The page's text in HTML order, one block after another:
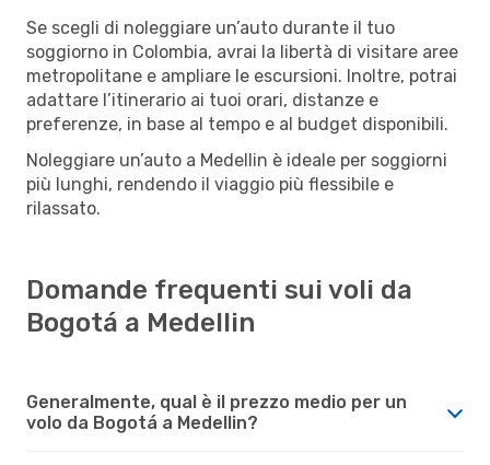
Se scegli di noleggiare un’auto durante il tuo
soggiorno in Colombia, avrai la libertà di visitare aree
metropolitane e ampliare le escursioni. Inoltre, potrai
adattare l’itinerario ai tuoi orari, distanze e
preferenze, in base al tempo e al budget disponibili.
Noleggiare un’auto a Medellin è ideale per soggiorni
più lunghi, rendendo il viaggio più flessibile e
rilassato.
Domande frequenti sui voli da
Bogotá a Medellin
Generalmente, qual è il prezzo medio per un
volo da Bogotá a Medellin?